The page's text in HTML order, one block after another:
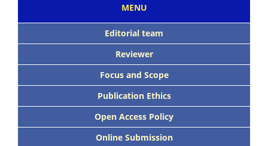
MENU
Editorial team
Reviewer
Focus and Scope
Publication Ethics
Open Access Policy
Online Submission